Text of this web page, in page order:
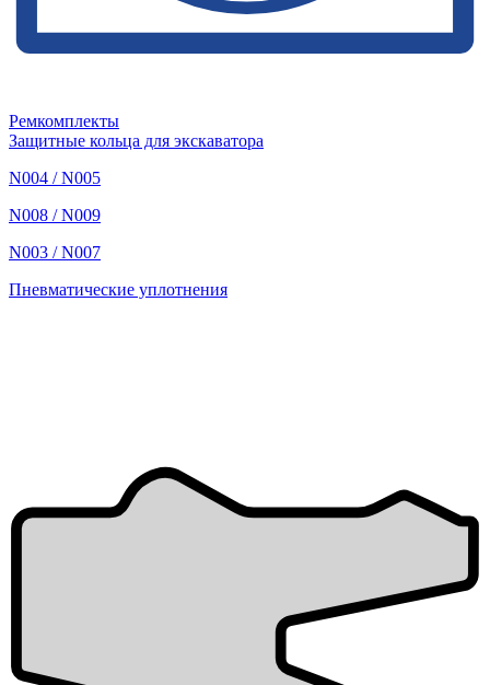
Ремкомплекты
Защитные кольца для экскаватора
N004 / N005
N008 / N009
N003 / N007
Пневматические уплотнения